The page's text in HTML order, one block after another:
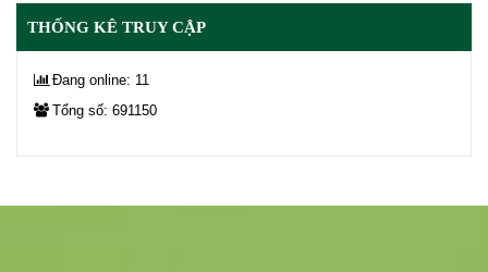
THỐNG KÊ TRUY CẬP
Đang online: 11
Tổng số: 691150